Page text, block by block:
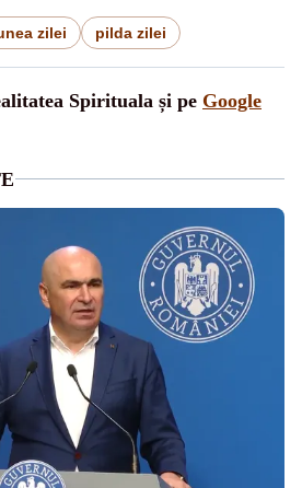
zilei pilda zilei
Spirituala și pe Google